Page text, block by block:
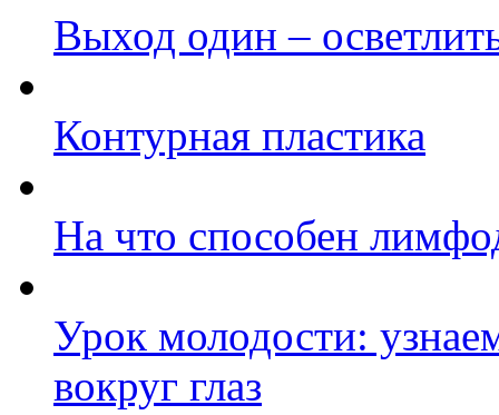
Выход один –
Контурная пластика
На что способен
Урок молодости:
вокруг глаз